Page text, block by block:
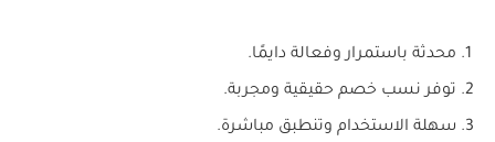
محدثة باستمرار وفعالة دايمًا.
توفر نسب خصم حقيقية ومجربة.
سهلة الاستخدام وتنطبق مباشرة.